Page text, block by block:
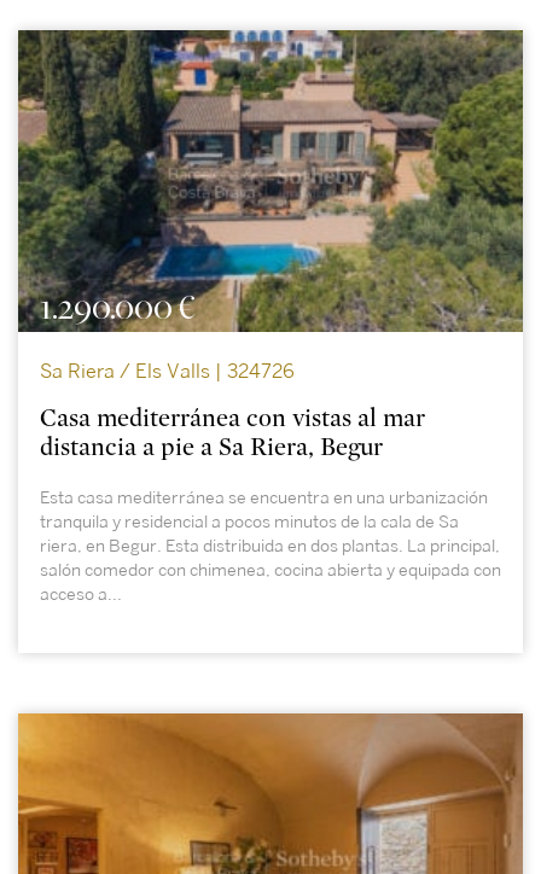
1.290.000 €
Sa Riera / Els Valls | 324726
Casa mediterránea con vistas al mar
distancia a pie a Sa Riera, Begur
Esta casa mediterránea se encuentra en una urbanización
tranquila y residencial a pocos minutos de la cala de Sa
riera, en Begur. Esta distribuida en dos plantas. La principal,
salón comedor con chimenea, cocina abierta y equipada con
acceso a...